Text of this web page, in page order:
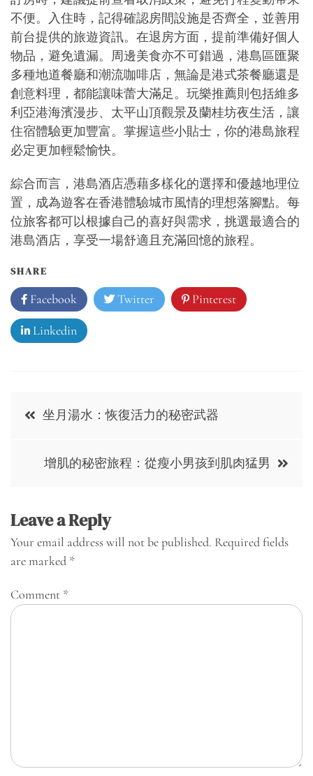
不便。入住時，記得確認房間設施是否齊全，並善用
前台提供的旅遊資訊。在退房方面，提前準備好個人
物品，避免遺漏。周邊美食亦不可錯過，港島區匯聚
多種地道餐廳和潮流咖啡店，無論是港式茶餐廳還是
創意料理，都能讓味蕾大滿足。玩樂推薦則包括維多
利亞港海濱漫步、太平山頂觀景及蘭桂坊夜生活，讓
住宿體驗更加豐富。掌握這些小貼士，你的港島旅程
必定更加輕鬆愉快。
綜合而言，港島酒店憑藉多樣化的選擇和優越地理位
置，成為遊客在香港體驗城市風情的理想落腳點。每
位旅客都可以根據自己的喜好與需求，挑選最適合的
港島酒店，享受一場舒適且充滿回憶的旅程。
SHARE
Facebook Twitter Pinterest
Linkedin
Post 坐月湯水：恢復活力的秘密武器
增肌的秘密旅程：從瘦小男孩到肌肉猛男
Leave a Reply
Your email address will not be published. Required fields
are marked *
Comment *